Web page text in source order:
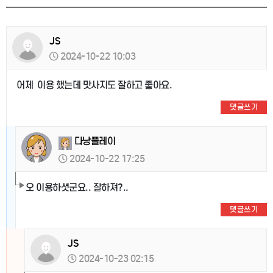
JS
2024-10-22 10:03
어제 이용 했는데 맛사지도 잘하고 좋아요.
댓글쓰기
다낭플레이
2024-10-22 17:25
오 이용하셧군요.. 잘하져?..
댓글쓰기
JS
2024-10-23 02:15